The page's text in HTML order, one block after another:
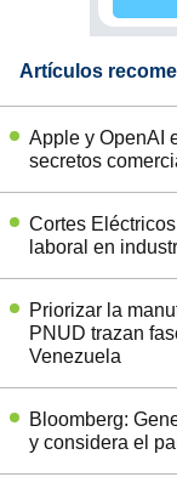
Artículos
Apple y OpenAI
secretos
Cortes
laboral en
Priorizar la
PNUD trazan
Venezuela
Bloomberg:
y considera el